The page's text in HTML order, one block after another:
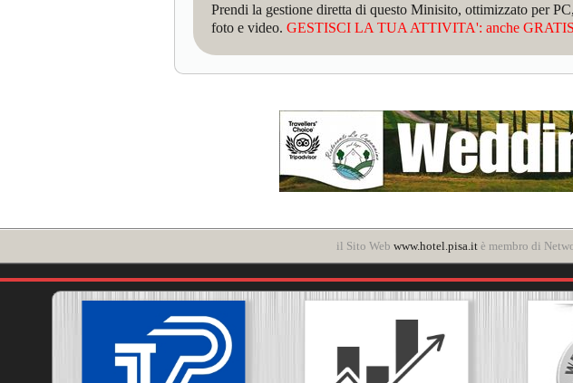
Prendi la gestione diretta di questo Minisito, ottimizzato per
foto e video. GESTISCI LA TUA ATTIVITA': anche
il Sito Web www.hotel.pisa.it è membro di